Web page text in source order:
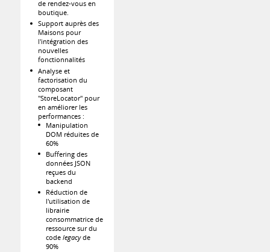
de rendez-vous en
boutique.
Support auprès des
Maisons pour
l'intégration des
nouvelles
fonctionnalités
Analyse et
factorisation du
composant
"StoreLocator" pour
en améliorer les
performances :
Manipulation
DOM réduites de
60%
Buffering des
données JSON
reçues du
backend
Réduction de
l'utilisation de
librairie
consommatrice de
ressource sur du
codelegacyde
90%